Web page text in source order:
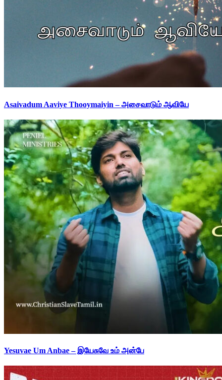
Asaivadum Aaviye Thooymaiyin – அசைவாடும் ஆவியே
Yesuvae Um Anbae – இயேசுவே உம் அன்பே